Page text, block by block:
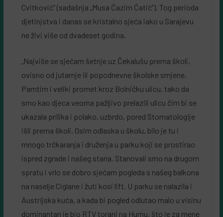
Cvitković” (sadašnja „Musa Ćazim Ćatić”). Tog perioda
djetinjstva i danas se kristalno sjeća iako u Sarajevu
ne živi više od dvadeset godina.
„Najviše se sjećam šetnje uz Čekalušu prema školi,
ovisno od jutarnje ili popodnevne školske smjene.
Pamtim i veliki promet kroz Bolničku ulicu, tako da
smo kao djeca veoma pažljivo prelazili ulicu čim bi se
ukazala prilika i polako, uzbrdo, pored Stomatologije
išli prema školi. Osim odlaska u školu, bilo je tu i
mnogo trčkaranja i druženja u parku koji se prostirao
ispred zgrade i našeg stana. Stanovali smo na drugom
spratu i vrlo se dobro sjećam pogleda s našeg balkona
na naselje Ciglane i žuti kosi lift. U parku se nalazila i
Austrijska kuća, a kada bi pogled odlutao malo u visinu
dominantan je bio RTV toranj na Humu, što je za mene